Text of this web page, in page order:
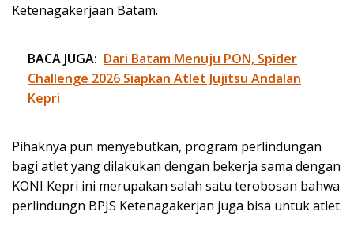
Ketenagakerjaan Batam.
BACA JUGA: Dari Batam Menuju PON, Spider
Challenge 2026 Siapkan Atlet Jujitsu Andalan
Kepri
Pihaknya pun menyebutkan, program perlindungan
bagi atlet yang dilakukan dengan bekerja sama dengan
KONI Kepri ini merupakan salah satu terobosan bahwa
perlindungn BPJS Ketenagakerjan juga bisa untuk atlet.